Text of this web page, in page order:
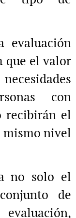
evaluación
que el valor
con
recibirán el
nivel
no solo el
de